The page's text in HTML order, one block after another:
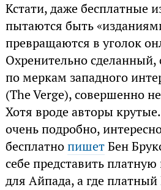
Кстати, даже бесплатные
пытаются быть
превращаются в уголок
Охренительно сделанный,
по меркам западного
(The Verge), совершенно
Хотя вроде авторы
очень подробно,
бесплатнопишетБен
себе представить
для Айпада, а где платный